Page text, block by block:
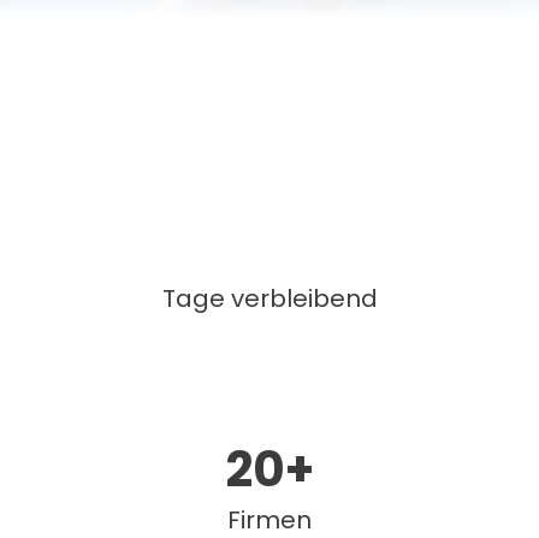
Tage verbleibend
20+
Firmen